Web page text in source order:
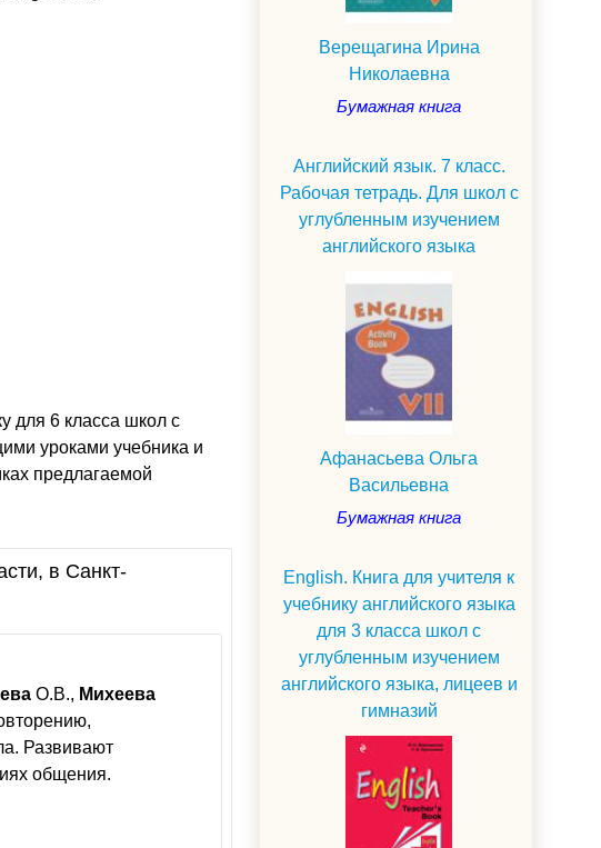
для 6 класса школ с
уроками учебника и
предлагаемой
в Санкт-
О.В., Михеева
Развивают
общения.
Верещагина Ирина
Николаевна
Бумажная книга
Английский язык. 7 класс.
Рабочая тетрадь. Для школ с
углубленным изучением
английского языка
Афанасьева Ольга
Васильевна
Бумажная книга
English. Книга для учителя к
учебнику английского языка
для 3 класса школ с
углубленным изучением
английского языка, лицеев и
гимназий